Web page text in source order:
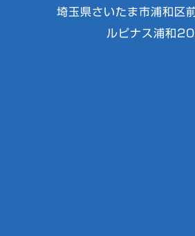
埼玉県さいたま市浦和
ルピナス浦和